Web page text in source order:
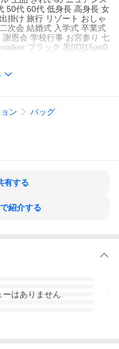
50代 60代 低身長 高身長 女
掛け 旅行 リゾート おしゃ
次会 結婚式 入学式 卒業式
恩会 学校行事 お宮参り 七
ブラック 黒[ID]15ao0
ン
バッグ
有する
紹介する
ーはありません